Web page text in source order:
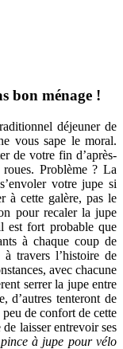
bon ménage !
déjeuner de
vous sape le moral.
de votre fin d’après-
Problème ? La
votre jupe si
à cette galère, pas le
pour recaler la jupe
est fort probable que
à chaque coup de
travers l’histoire de
avec chacune
serrer la jupe entre
d’autres tenteront de
de confort de cette
laisser entrevoir ses
à jupe pour vélo